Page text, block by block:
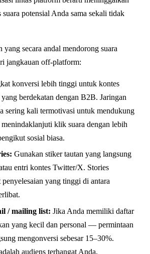
suara potensial Anda sama sekali tidak
yang secara andal mendorong suara
jangkauan off-platform:
konversi lebih tinggi untuk kontes
berdekatan dengan B2B. Jaringan
sering kali termotivasi untuk mendukung
klik suara dengan lebih
sosial biasa.
Gunakan stiker tautan yang langsung
entri kontes Twitter/X. Stories
yang tinggi di antara
/ mailing list: Jika Anda memiliki daftar
yang kecil dan personal — permintaan
mengonversi sebesar 15–30%.
audiens terhangat Anda.